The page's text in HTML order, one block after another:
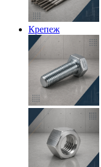
Крепеж